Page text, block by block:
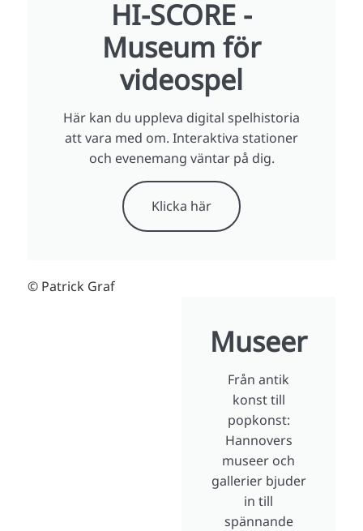
HI-SCORE -
Museum för
videospel
Här kan du uppleva digital spelhistoria
att vara med om. Interaktiva stationer
och evenemang väntar på dig.
Klicka här
© Patrick Graf
Museer
Från antik
konst till
popkonst:
Hannovers
museer och
gallerier bjuder
in till
spännande